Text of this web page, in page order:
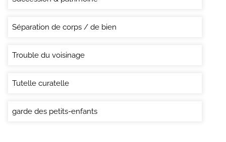
Séparation de corps / de bien
Trouble du voisinage
Tutelle curatelle
garde des petits-enfants